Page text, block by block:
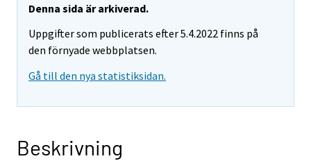
Denna sida är arkiverad.
Uppgifter som publicerats efter 5.4.2022 finns på
den förnyade webbplatsen.
Gå till den nya statistiksidan.
Beskrivning